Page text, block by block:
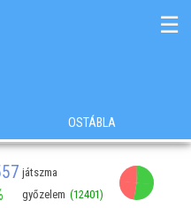
☰
OSTÁBLA
játszma
győzelem (12401)